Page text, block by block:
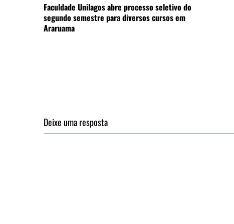
Faculdade Unilagos abre processo seletivo do
segundo semestre para diversos cursos em
Araruama
Deixe uma resposta